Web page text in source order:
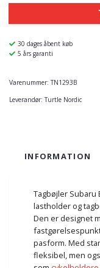
30 dages åbent køb
5 års garanti
Varenummer: TN1293B
Leverandør: Turtle Nordic
INFORMATION
Tagbøjler Subaru
lastholder og
Den er designet
pasform. Med
fleksibel, men